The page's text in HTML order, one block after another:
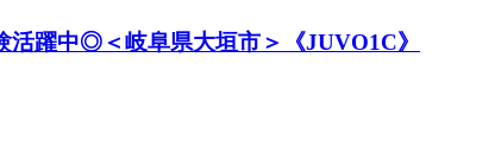
活躍中◎＜岐阜県大垣市＞《JUVO1C》